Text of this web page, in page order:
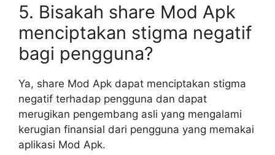
5. Bisakah share Mod Apk
menciptakan stigma negatif
bagi pengguna?
Ya, share Mod Apk dapat menciptakan stigma
negatif terhadap pengguna dan dapat
merugikan pengembang asli yang mengalami
kerugian finansial dari pengguna yang memakai
aplikasi Mod Apk.